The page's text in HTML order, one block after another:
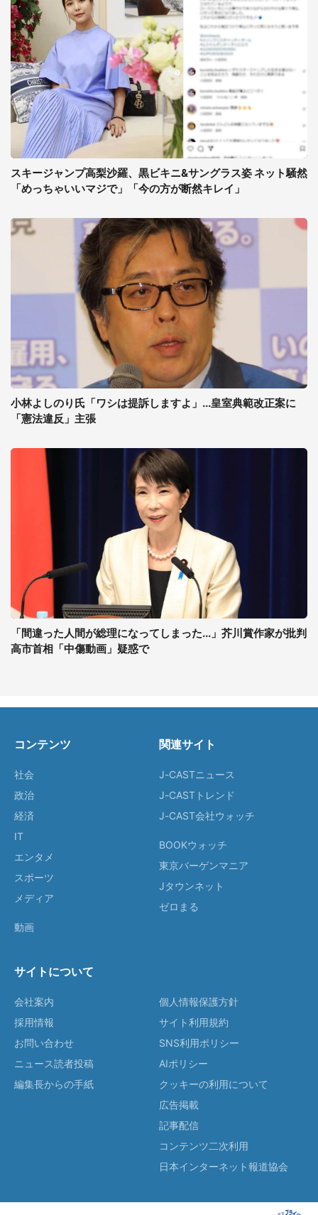
スキージャンプ高梨沙羅、黒ビキニ&サングラス姿 ネット騒然
「めっちゃいいマジで」「今の方が断然キレイ」
小林よしのり氏「ワシは提訴しますよ」...皇室典範改正案に
「憲法違反」主張
「間違った人間が総理になってしまった...」芥川賞作家が批判
高市首相「中傷動画」疑惑で
コンテンツ
社会
政治
経済
IT
エンタメ
スポーツ
メディア
動画
関連サイト
J-CASTニュース
J-CASTトレンド
J-CAST会社ウォッチ
BOOKウォッチ
東京バーゲンマニア
Jタウンネット
ゼロまる
サイトについて
会社案内
採用情報
お問い合わせ
ニュース読者投稿
編集長からの手紙
個人情報保護方針
サイト利用規約
SNS利用ポリシー
AIポリシー
クッキーの利用について
広告掲載
記事配信
コンテンツ二次利用
日本インターネット報道協会